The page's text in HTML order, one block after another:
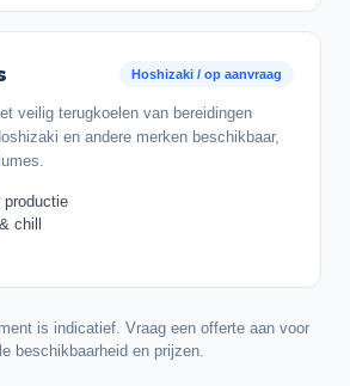
Hoshizaki / op aanvraag
veilig terugkoelen van bereidingen
en andere merken beschikbaar,
productie
chill
is indicatief. Vraag een offerte aan voor
beschikbaarheid en prijzen.